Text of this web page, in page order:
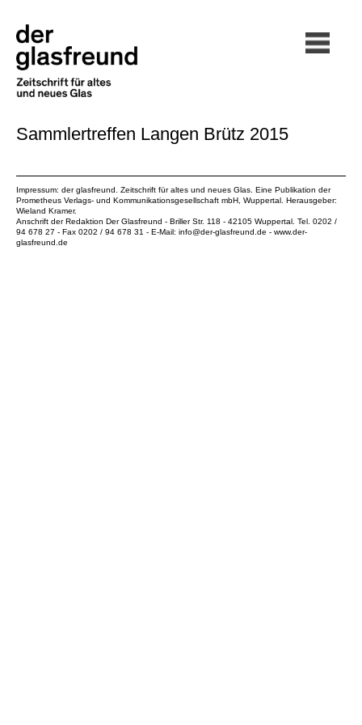
Sammlertreffen Langen Brütz 2015
Impressum: der glasfreund. Zeitschrift für altes und neues Glas. Eine Publikation der
Prometheus Verlags- und Kommunikationsgesellschaft mbH , Wuppertal. Herausgeber:
Wieland Kramer.
Anschrift der Redaktion Der Glasfreund - Briller Str. 118 - 42105 Wuppertal. Tel. 0202 /
94 678 27 - Fax 0202 / 94 678 31 - E-Mail: info@der-glasfreund.de - www.der-
glasfreund.de